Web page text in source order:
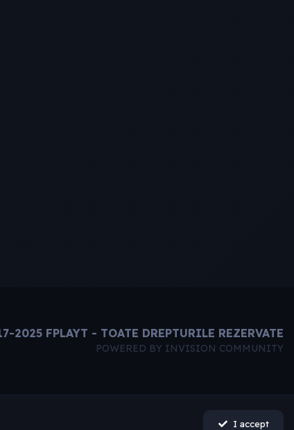
2025 FPLAYT - TOATE DREPTURILE REZERVATE
POWERED BY INVISION COMMUNITY
I accept